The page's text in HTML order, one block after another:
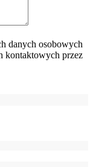
danych osobowych
kontaktowych przez